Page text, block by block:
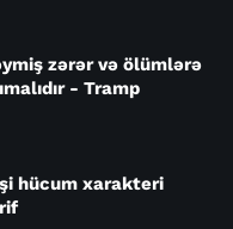
zərər və ölümlərə
- Tramp
hücum xarakteri